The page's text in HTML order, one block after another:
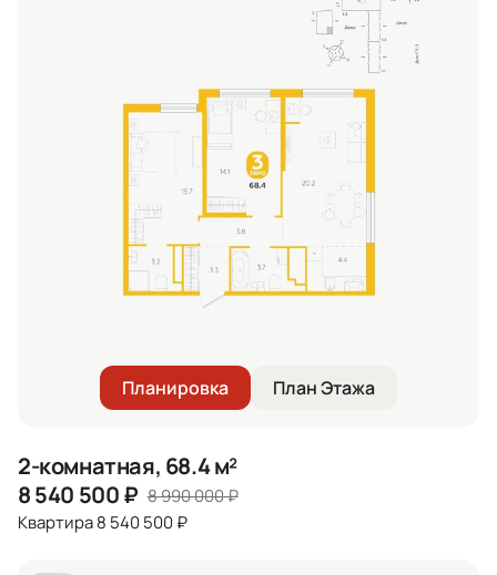
Планировка План Этажа
2-комнатная, 68.4 м²
8 540 500₽ 8 990 000₽
Квартира 8 540 500 ₽